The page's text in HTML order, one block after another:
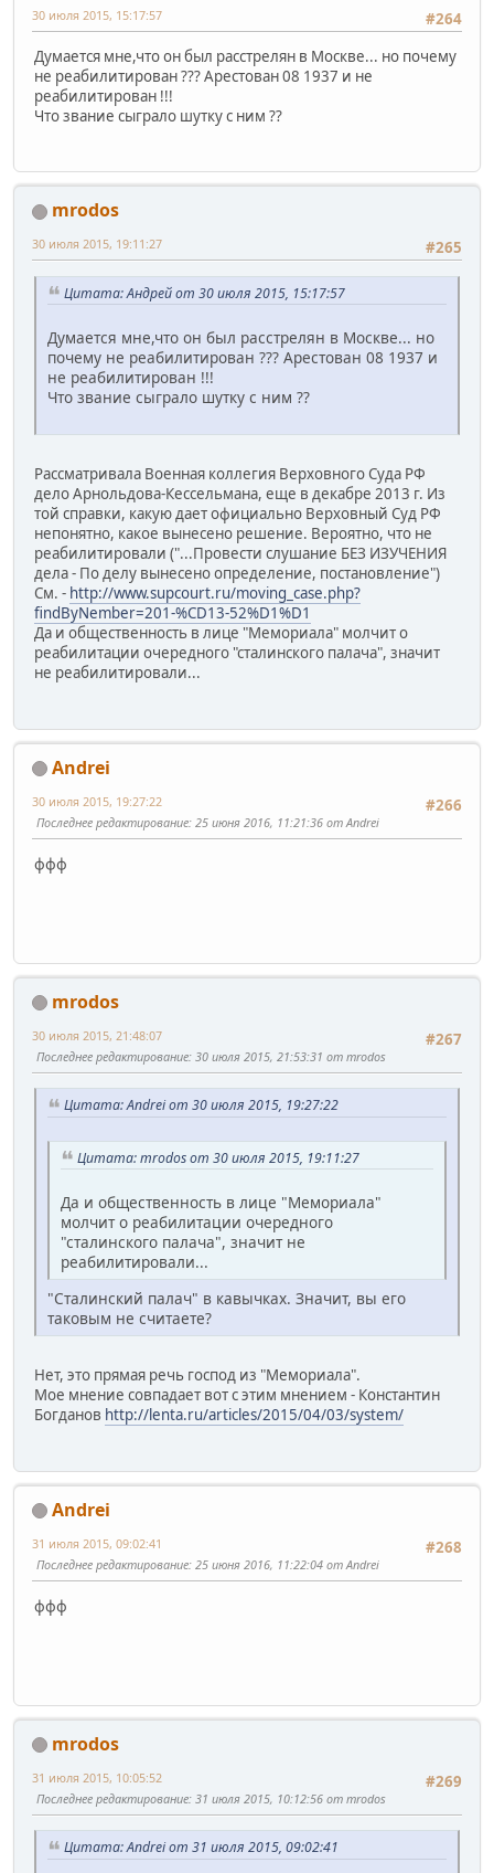
#264
30 июля 2015, 15:17:57
Думается мне,что он был расстрелян в Москве... но почему
не реабилитирован ??? Арестован 08 1937 и не
реабилитирован !!!
Что звание сыграло шутку с ним ??
mrodos
#265
30 июля 2015, 19:11:27
Цитата: Андрей от 30 июля 2015, 15:17:57
Думается мне,что он был расстрелян в Москве... но
почему не реабилитирован ??? Арестован 08 1937 и
не реабилитирован !!!
Что звание сыграло шутку с ним ??
Рассматривала Военная коллегия Верховного Суда РФ
дело Арнольдова-Кессельмана, еще в декабре 2013 г. Из
той справки, какую дает официально Верховный Суд РФ
непонятно, какое вынесено решение. Вероятно, что не
реабилитировали ("...Провести слушание БЕЗ ИЗУЧЕНИЯ
дела - По делу вынесено определение, постановление")
См. - http://www.supcourt.ru/moving_case.php?
findByNember=201-%CD13-52%D1%D1
Да и общественность в лице "Мемориала" молчит о
реабилитации очередного "сталинского палача", значит
не реабилитировали...
Andrei
#266
30 июля 2015, 19:27:22
Последнее редактирование: 25 июня 2016, 11:21:36 от Andrei
ффф
mrodos
#267
30 июля 2015, 21:48:07
Последнее редактирование: 30 июля 2015, 21:53:31 от mrodos
Цитата: Andrei от 30 июля 2015, 19:27:22
Цитата: mrodos от 30 июля 2015, 19:11:27
Да и общественность в лице "Мемориала"
молчит о реабилитации очередного
"сталинского палача", значит не
реабилитировали...
"Сталинский палач" в кавычках. Значит, вы его
таковым не считаете?
Нет, это прямая речь господ из "Мемориала".
Мое мнение совпадает вот с этим мнением - Константин
Богданов http://lenta.ru/articles/2015/04/03/system/
Andrei
#268
31 июля 2015, 09:02:41
Последнее редактирование: 25 июня 2016, 11:22:04 от Andrei
ффф
mrodos
#269
31 июля 2015, 10:05:52
Последнее редактирование: 31 июля 2015, 10:12:56 от mrodos
Цитата: Andrei от 31 июля 2015, 09:02:41